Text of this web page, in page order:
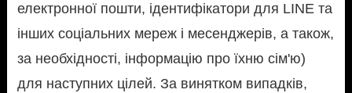
електронної пошти, ідентифікатори для LINE та
інших соціальних мереж і месенджерів, а також,
за необхідності, інформацію про їхню сім'ю)
для наступних цілей. За винятком випадків,